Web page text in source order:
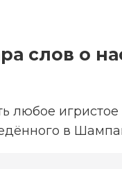
слов о
в